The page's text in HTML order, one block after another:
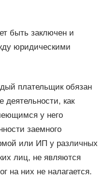
быть заключен и
юридическими
плательщик обязан
деятельности, как
у него
заемного
или ИП у различных
лиц, не являются
на них не налагается.